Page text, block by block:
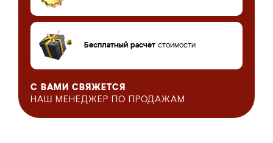
Бесплатный расчет стоимости
С ВАМИ СВЯЖЕТСЯ
НАШ МЕНЕДЖЕР
ПО ПРОДАЖАМ